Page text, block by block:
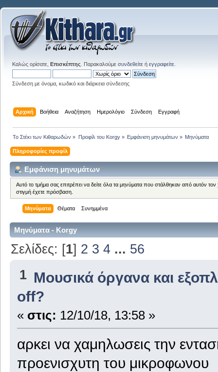
Καλώς ορίσατε, Επισκέπτης . Παρακαλούμε συνδεθείτε ή εγγραφείτε
Σύνδεση με όνομα, κωδικό και διάρκεια σύνδεσης
Αρχική Βοήθεια Αναζήτηση Ημερολόγιο Σύνδεση Εγγραφή
Το Στέκι των Κιθαρωδών » Προφίλ του Korgy» Εμφάνιση μηνυμάτων » Μηνύματα
Πληροφορίες προφίλ
Εμφάνιση μηνυμάτων
Αυτό το τμήμα σας επιτρέπει να δείτε όλα τα μηνύματα που στάλθηκαν από αυτόν
στιγμή έχετε πρόσβαση.
Μηνύματα Θέματα Συνημμένα
Μηνύματα - Korgy
Σελίδες: [1] 2 3 4 ... 56
1 Μουσικά όργανα και
οff?
« στις: 12/10/18, 13:58 »
αρκει να χαμηλωσεις την
προενισχυτη του μικροφωνου